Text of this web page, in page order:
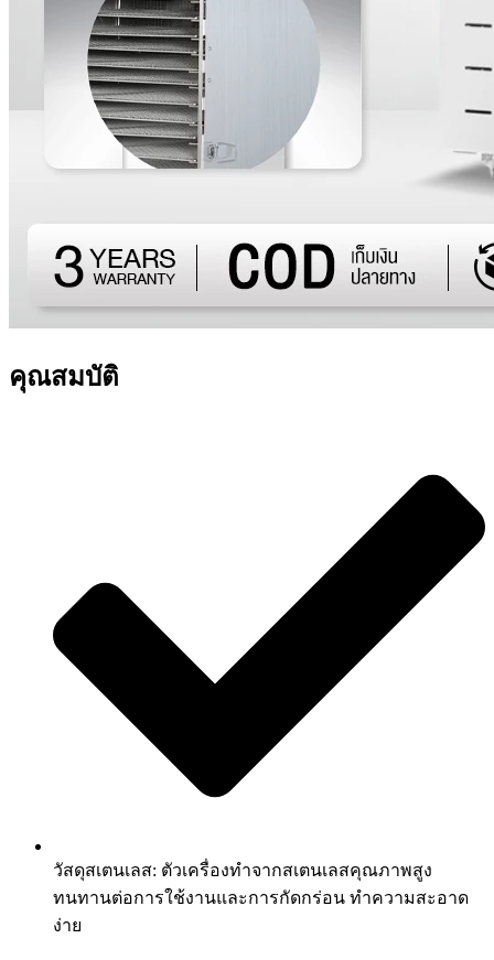
คุณสมบัติ
วัสดุสเตนเลส: ตัวเครื่องทำจากสเตนเลสคุณภาพสูง
ทนทานต่อการใช้งานและการกัดกร่อน ทำความสะอาด
ง่าย